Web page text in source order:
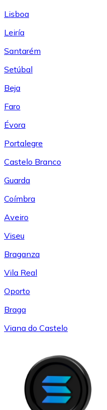
Lisboa
Leiría
Santarém
Setúbal
Beja
Faro
Évora
Portalegre
Castelo Branco
Guarda
Coímbra
Aveiro
Viseu
Braganza
Vila Real
Oporto
Braga
Viana do Castelo